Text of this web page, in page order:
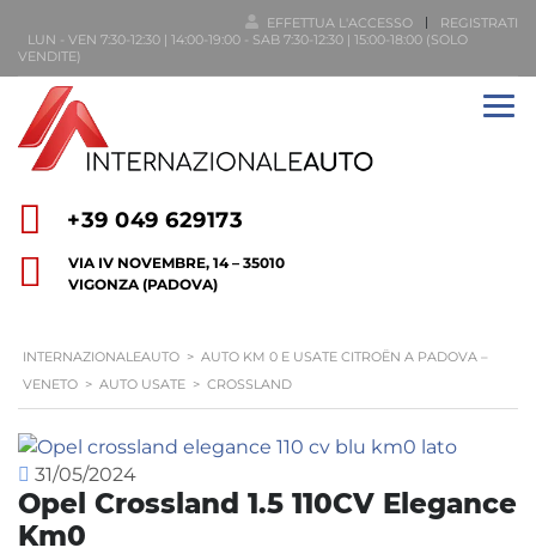
EFFETTUA L'ACCESSO
REGISTRATI
LUN - VEN 7:30-12:30 | 14:00-19:00 - SAB 7:30-12:30 | 15:00-18:00 (SOLO
VENDITE)
+39 049 629173
VIA IV NOVEMBRE, 14 – 35010
VIGONZA (PADOVA)
INTERNAZIONALEAUTO > AUTO KM 0 E USATE CITROËN A PADOVA –
VENETO > AUTO USATE > CROSSLAND
31/05/2024
Opel Crossland 1.5 110CV Elegance
Km0